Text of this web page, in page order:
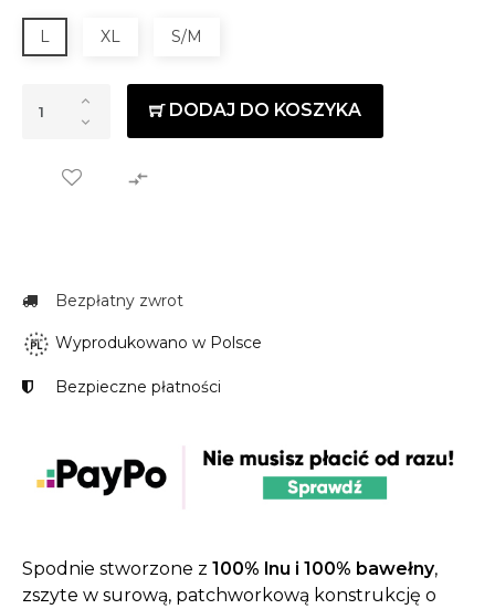
L XL S/M
DODAJ DO KOSZYKA

Bezpłatny zwrot
Wyprodukowano w Polsce
Bezpieczne płatności
Spodnie stworzone z 100% lnu i 100% bawełny,
zszyte w surową, patchworkową konstrukcję o